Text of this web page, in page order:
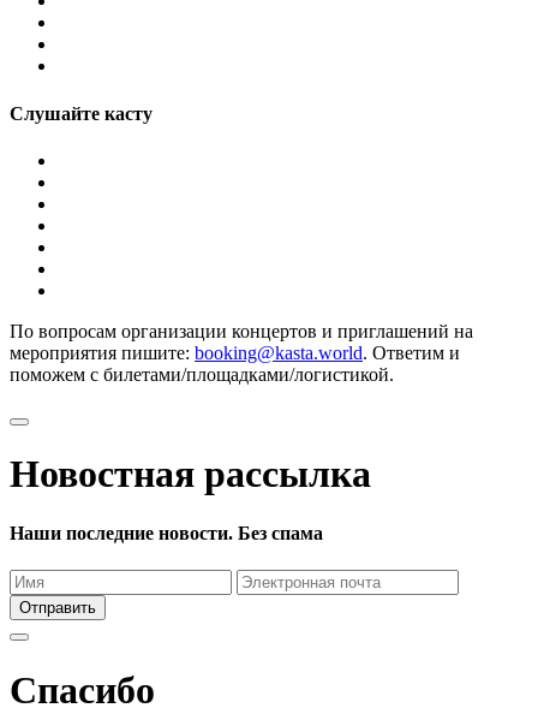
Слушайте касту
По вопросам организации концертов и приглашений на
мероприятия пишите: booking@kasta.world. Ответим и
поможем с билетами/площадками/логистикой.
Новостная рассылка
Наши последние новости. Без спама
Отправить
Спасибо